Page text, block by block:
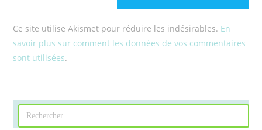
Ce site utilise Akismet pour réduire les indésirables. En
savoir plus sur comment les données de vos commentaires
sont utilisées.